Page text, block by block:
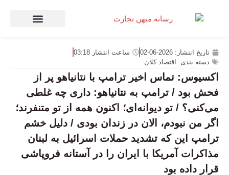
تاریخ انتشار: 2026-06-02 ساعت انتشار 03:18
دسته بندی: اقتصاد کلان
اکسیوس: تماس اخیر ترامپ با نتانیاهو پر از
فحش بود / ترامپ به نتانیاهو: داری چه غلطی
می‌کنی؟ / تو دیوانه‌ای؛ اکنون همه از تو متنفرند؛
اگر من نبودم، الان در زندان بودی / دلیل خشم
ترامپ این که تشدید حملات اسرائیل به لبنان
مذاکرات آمریکا با ایران را در آستانه فروپاشی
قرار داده بود